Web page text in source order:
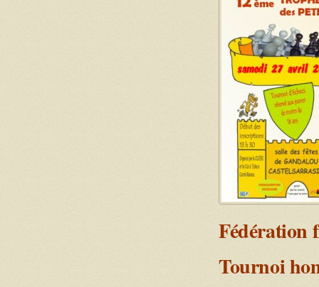
Fédération
Tournoi